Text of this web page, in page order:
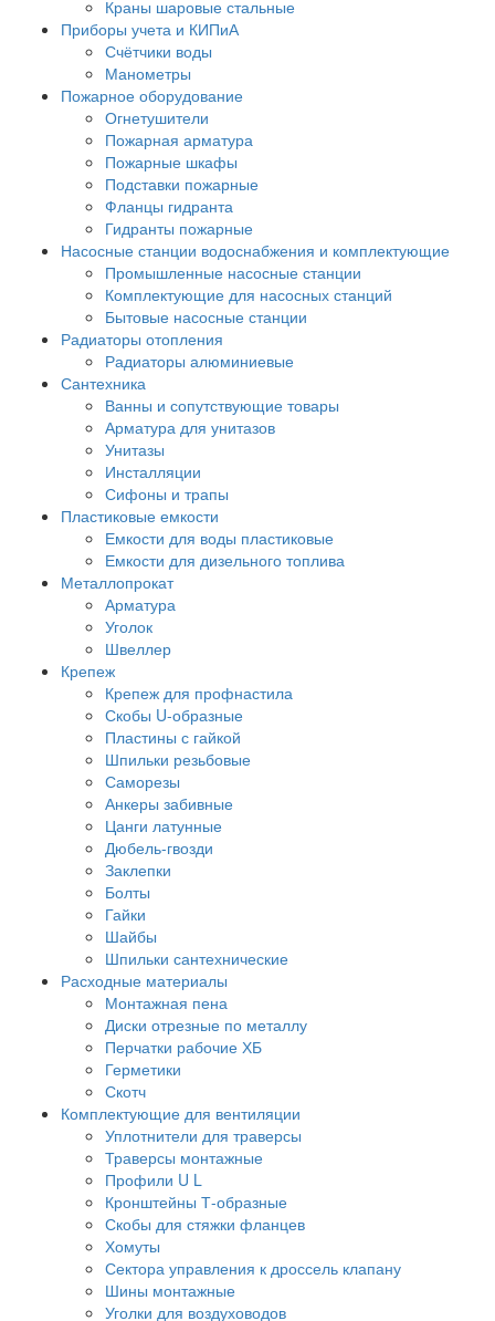
Краны шаровые стальные
Приборы учета и КИПиА
Счётчики воды
Манометры
Пожарное оборудование
Огнетушители
Пожарная арматура
Пожарные шкафы
Подставки пожарные
Фланцы гидранта
Гидранты пожарные
Насосные станции водоснабжения и комплектующие
Промышленные насосные станции
Комплектующие для насосных станций
Бытовые насосные станции
Радиаторы отопления
Радиаторы алюминиевые
Сантехника
Ванны и сопутствующие товары
Арматура для унитазов
Унитазы
Инсталляции
Сифоны и трапы
Пластиковые емкости
Емкости для воды пластиковые
Емкости для дизельного топлива
Металлопрокат
Арматура
Уголок
Швеллер
Крепеж
Крепеж для профнастила
Скобы U-образные
Пластины с гайкой
Шпильки резьбовые
Саморезы
Анкеры забивные
Цанги латунные
Дюбель-гвозди
Заклепки
Болты
Гайки
Шайбы
Шпильки сантехнические
Расходные материалы
Монтажная пена
Диски отрезные по металлу
Перчатки рабочие ХБ
Герметики
Скотч
Комплектующие для вентиляции
Уплотнители для траверсы
Траверсы монтажные
Профили U L
Кронштейны Т-образные
Скобы для стяжки фланцев
Хомуты
Сектора управления к дроссель клапану
Шины монтажные
Уголки для воздуховодов